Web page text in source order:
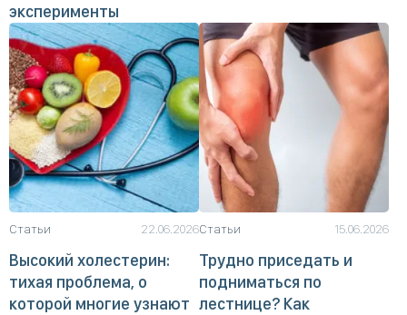
эксперименты
Статьи 22.06.2026
Высокий холестерин:
тихая проблема, о
которой многие узнают
Статьи 15.06.2026
Трудно приседать и
подниматься по
лестнице? Как